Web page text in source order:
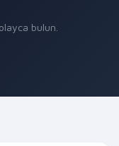
bulun.